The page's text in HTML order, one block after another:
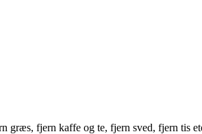
græs, fjern kaffe og te, fjern sved, fjern tis